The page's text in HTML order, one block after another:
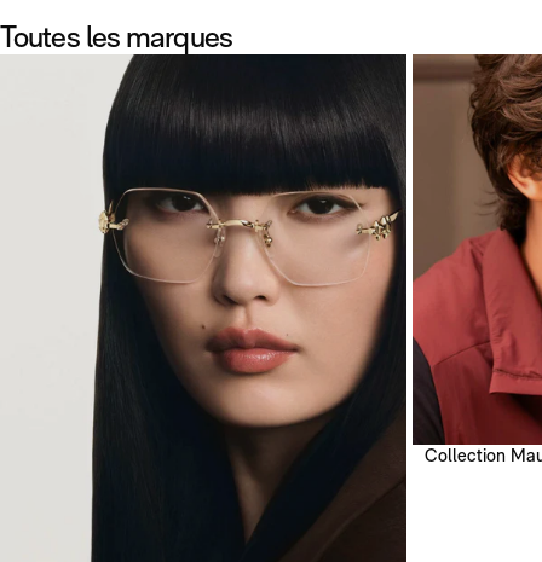
Toutes les marques
Collection